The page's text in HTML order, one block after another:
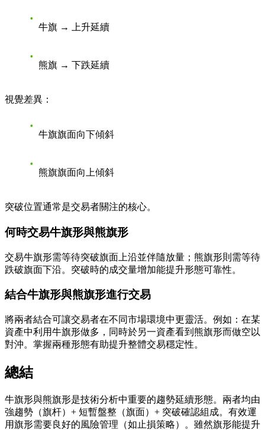
牛旗 → 上升延續
熊旗 → 下跌延續
視覺差異：
牛旗旗面向下傾斜
熊旗旗面向上傾斜
突破位置通常是交易者關注的核心。
何時交易牛旗形與熊旗形
交易牛旗形需等待突破旗面上沿並伴隨放量；熊旗形則需等待
跌破旗面下沿。突破時的成交量增加能提升形態可靠性。
結合牛旗形與熊旗形進行交易
將兩者結合可讓交易者在不同市場環境中更靈活。例如：在某
資產中利用牛旗形做多，同時於另一資產看到熊旗形而做空以
對沖。掌握兩種形態有助提升整體交易穩定性。
總結
牛旗形與熊旗形是技術分析中重要的趨勢延續形態。兩者均由
強趨勢（旗杆）+ 短暫盤整（旗面）+ 突破確認組成。有效運
用旗形需要良好的風險管理（如止損策略）。雖然旗形能提升